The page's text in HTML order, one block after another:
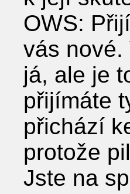
OWS:
vás nové.
já, ale je
přijímáte
přichází
protože
Jste na